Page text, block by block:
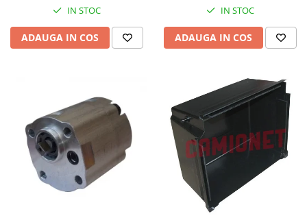
IN STOC
ADAUGA IN COS
IN STOC
ADAUGA IN COS